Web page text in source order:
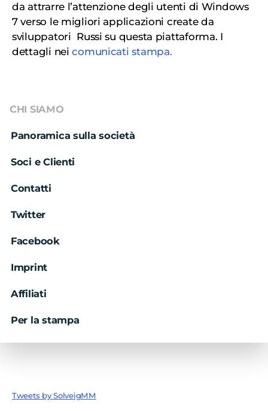
da attrarre l’attenzione degli utenti di Windows
7 verso le migliori applicazioni create da
sviluppatori Russi su questa piattaforma. I
dettagli neicomunicati stampa.
CHI SIAMO
Panoramica sulla società
Soci e Clienti
Contatti
Twitter
Facebook
Imprint
Affiliati
Per la stampa
Tweets by SolveigMM